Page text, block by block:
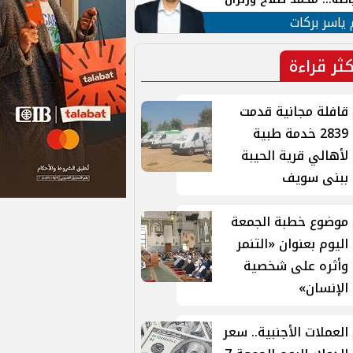
في الشارع التركي
ياسر بركات
قراءة
قافلة مجانية قدمت
2839 خدمة طبية
لأهالي قرية الحيبة
ببنى سويف
موضوع خطبة الجمعة
اليوم بعنوان «التنمر
وأثره على شخصية
الإنسان»
العملات الأجنبية.. سعر